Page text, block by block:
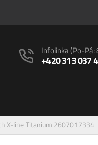
Infolinka(Po-Pá:
+420 313 037
X-line Titanium 2607017334